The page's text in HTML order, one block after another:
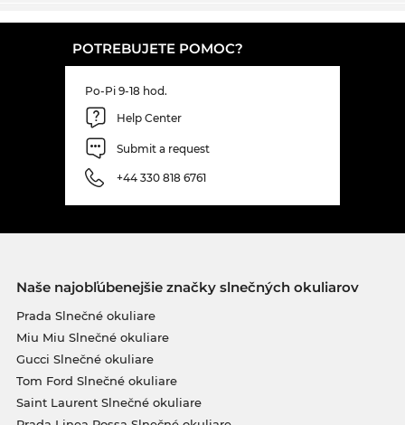
POTREBUJETE POMOC?
Po-Pi 9-18 hod.
Help Center
Submit a request
+44 330 818 6761
Naše najobľúbenejšie značky slnečných okuliarov
Prada Slnečné okuliare
Miu Miu Slnečné okuliare
Gucci Slnečné okuliare
Tom Ford Slnečné okuliare
Saint Laurent Slnečné okuliare